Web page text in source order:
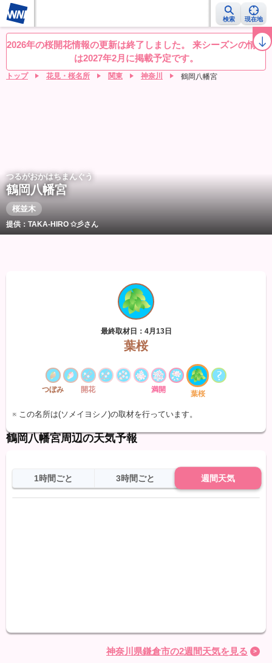
検索 現在地
桜レーダー 名所ランキング 桜開花予想NEWS お花見動画 目的別
2026年の桜開花情報の更新は終了しました。 来シーズンの情報
は2027年2月に掲載予定です。
トップ 花見・桜名所 関東 神奈川 鶴岡八幡宮
つるがおかはちまんぐう
鶴岡八幡宮
桜並木
提供：TAKA-HIRO ✩彡さん
最終取材日：4月13日
葉桜
つぼみ 開花 満開 葉桜
※ この名所は(ソメイヨシノ)の取材を行っています。
鶴岡八幡宮周辺の天気予報
1時間ごと 3時間ごと 週間天気
神奈川県鎌倉市の2週間天気を見る